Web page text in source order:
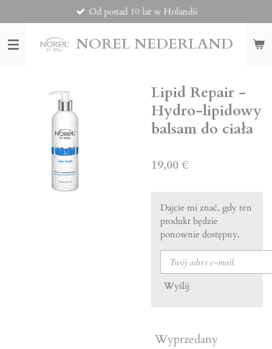
do
głównej
treści
NOREL NEDERLAND
Od ponad 10 lat w Holandii
Lipid Repair -
Hydro-lipidowy
balsam do ciała
19,00 €
Dajcie mi znać, gdy ten
produkt będzie
ponownie dostępny.
Wyślij
Wyprzedany